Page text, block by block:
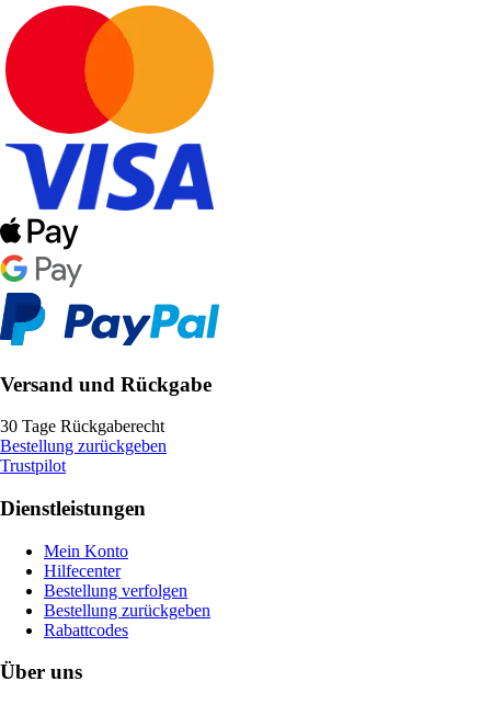
Versand und Rückgabe
30 Tage Rückgaberecht
Bestellung zurückgeben
Trustpilot
Dienstleistungen
Mein Konto
Hilfecenter
Bestellung verfolgen
Bestellung zurückgeben
Rabattcodes
Über uns